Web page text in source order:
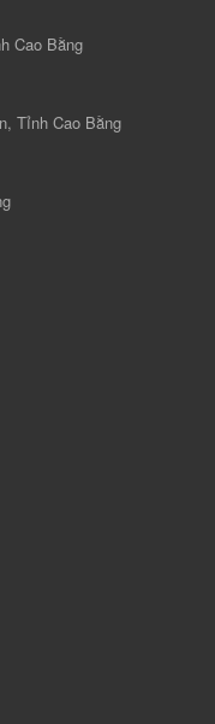
Cao Bằng
Tỉnh Cao Bằng